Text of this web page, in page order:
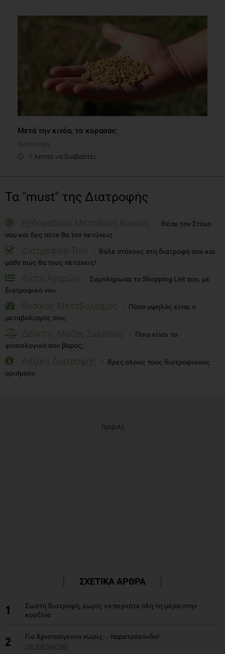
Μετά την κινόα, το κορασάν;
Διατροφή
1 λεπτό να διαβαστεί
Τα "must" της Διατροφής
Εβδομαδίαια Μεταβολή Βάρους
Θέσε τον Στόχο
σου και δες πότε θα τον πετύχεις
Διατροφικό Tool
Βάλε στόχους στη διατροφή σου και
μάθε πώς θα τους πετύχεις!
Λίστα Αγορών
Συμπλήρωσε το Shopping List σου, με
διατροφικό νου
Βασικός Μεταβολισμός
Πόσο υψηλός είναι ο
μεταβολισμός σου;
Δείκτης Μάζας Σώματος
Ποιο είναι το
φυσιολογικό σου βάρος;
Λεξικό Διατροφής
Βρες όλους τους διατροφικούς
ορισμούς
Προβολή
ΣΧΕΤΙΚΑ ΑΡΘΡΑ
1
Σωστή διατροφή, χωρίς να περνάτε όλη τη μέρα στην
κουζίνα
2
Για Χριστούγεννα χωρίς... παρατράγουδα!
[SLIDESHOW]